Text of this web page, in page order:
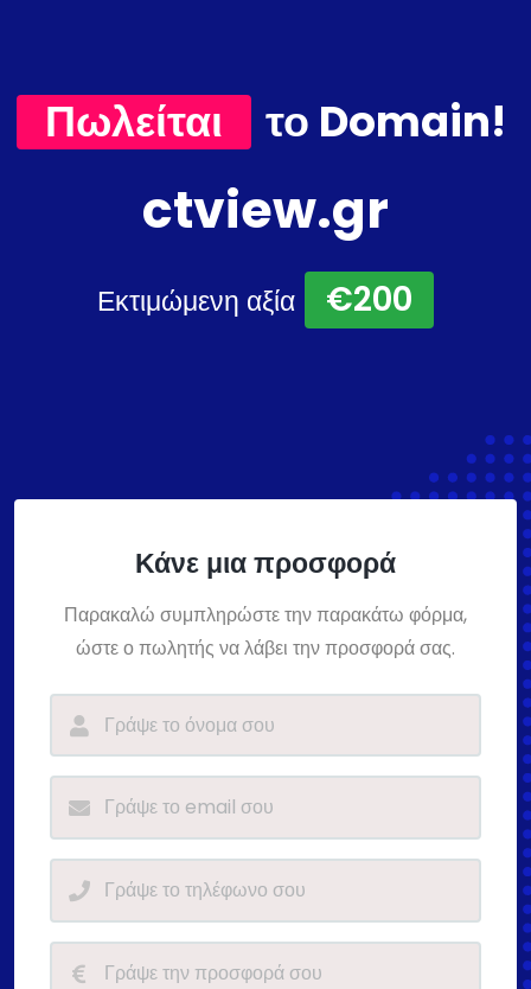
Πωλείται το Domain!
ctview.gr
Εκτιμώμενη αξία €200
Κάνε μια προσφορά
Παρακαλώ συμπληρώστε την παρακάτω φόρμα,
ώστε ο πωλητής να λάβει την προσφορά σας.